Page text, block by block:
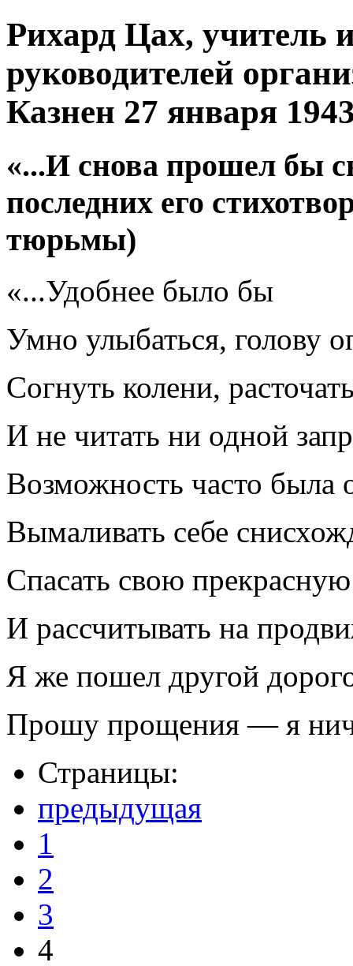
Рихард Цах, учитель
руководителей
Казнен 27 января
«...И снова прошел бы
последних его
тюрьмы)
«...Удобнее было бы
Умно улыбаться, голову
Согнуть колени,
И не читать ни одной
Возможность часто была
Вымаливать себе
Спасать свою
И рассчитывать на
Я же пошел другой
Прошу прощения — я
Страницы:
предыдущая
1
2
3
4